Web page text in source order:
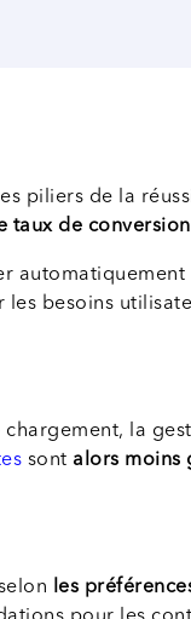
piliers de la
taux de conversion
besoins
la
sont alors moins
les